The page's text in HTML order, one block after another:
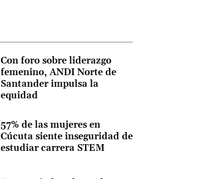
Con foro sobre liderazgo
femenino, ANDI Norte de
Santander impulsa la
equidad
57% de las mujeres en
Cúcuta siente inseguridad de
estudiar carrera STEM